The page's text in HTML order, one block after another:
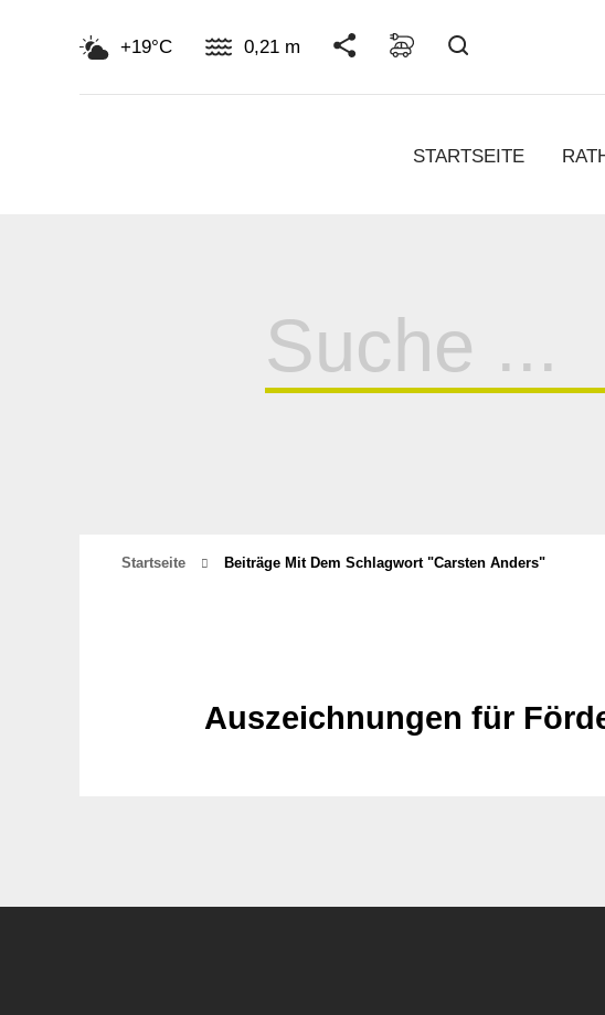
+19°C 0,21 m
STARTSEITE
für:
Startseite Beiträge Mit Dem Schlagwort "Carsten Anders"
Auszeichnungen für